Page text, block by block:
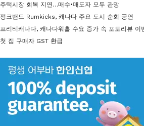
주택시장 회복 지연…매수•매도자 모두 관망
펑크밴드 Rumkicks, 캐나다 주요 도시 순회 공연
프리티캐나다, 캐나다워홀 수요 증가 속 포토리뷰
첫 집 구매자 GST 환급